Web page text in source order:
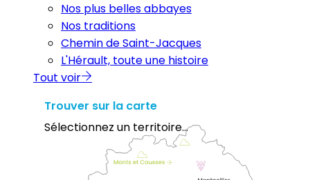
Nos plus belles abbayes
Nos traditions
Chemin de Saint-Jacques
L'Hérault, toute une histoire
Tout voir
Trouver sur la carte
Sélectionnez un territoire...